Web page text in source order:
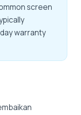
screen
warranty